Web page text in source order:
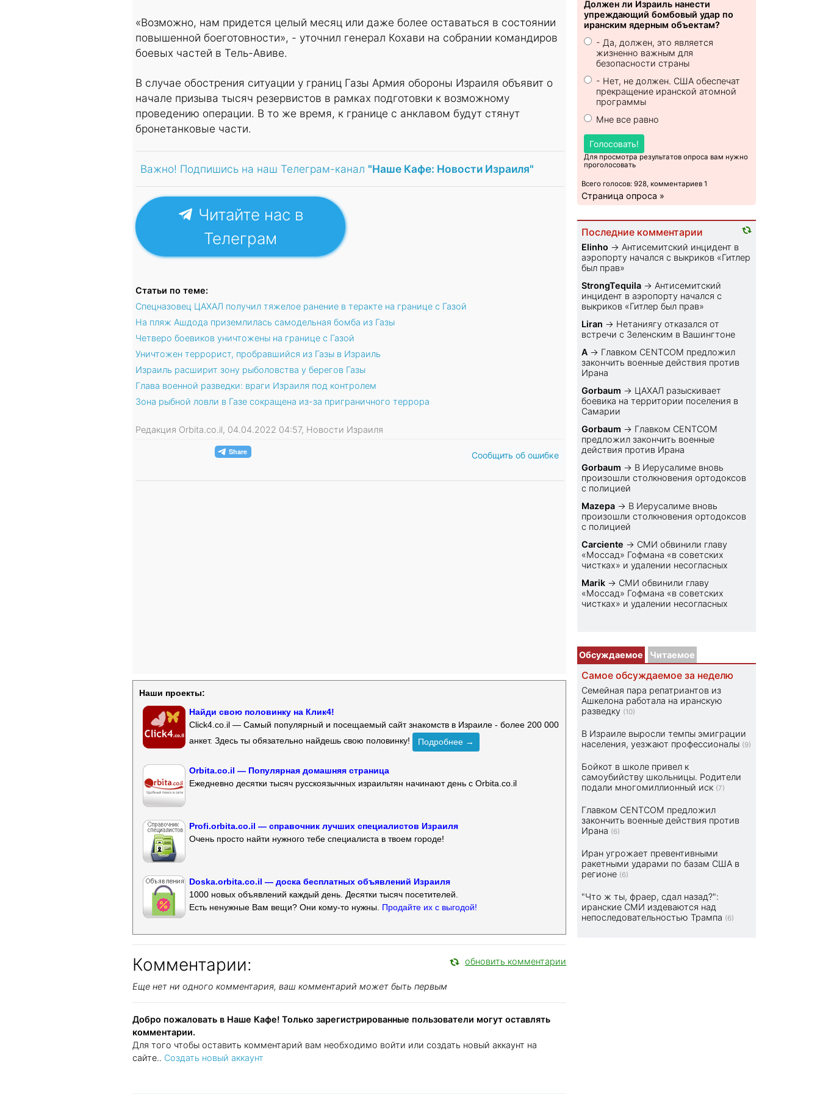
«Возможно, нам придется целый месяц или даже более оставаться в состоянии
повышенной боеготовности», - уточнил генерал Кохави на собрании командиров
боевых частей в Тель-Авиве.
В случае обострения ситуации у границ Газы Армия обороны Израиля объявит о
начале призыва тысяч резервистов в рамках подготовки к возможному
проведению операции. В то же время, к границе с анклавом будут стянут
бронетанковые части.
Важно! Подпишись на наш Телеграм-канал "Наше Кафе: Новости Израиля"
Читайте нас в
Телеграм
Статьи по теме:
Спецназовец ЦАХАЛ получил тяжелое ранение в теракте на границе с Газой
На пляж Ашдода приземлилась самодельная бомба из Газы
Четверо боевиков уничтожены на границе с Газой
Уничтожен террорист, пробравшийся из Газы в Израиль
Израиль расширит зону рыболовства у берегов Газы
Глава военной разведки: враги Израиля под контролем
Зона рыбной ловли в Газе сокращена из-за приграничного террора
Редакция Orbita.co.il, 04.04.2022 04:57, Новости Израиля
Сообщить об ошибке
Наши проекты:
Найди свою половинку на Клик4!
Click4.co.il — Самый популярный и посещаемый сайт знакомств в Израиле - более 200 000
анкет. Здесь ты обязательно найдешь свою половинку!
Подробнее →
Orbita.co.il — Популярная домашняя страница
Ежедневно десятки тысяч русскоязычных израильтян начинают день с Orbita.co.il
Profi.orbita.co.il — справочник лучших специалистов Израиля
Очень просто найти нужного тебе специалиста в твоем городе!
Doska.orbita.co.il — доска бесплатных объявлений Израиля
1000 новых объявлений каждый день. Десятки тысяч посетителей.
Есть ненужные Вам вещи? Они кому-то нужны. Продайте их с выгодой!
Комментарии: обновить комментарии
Еще нет ни одного комментария, ваш комментарий может быть первым
Добро пожаловать в Наше Кафе! Только зарегистрированные пользователи могут оставлять
комментарии.
Для того чтобы оставить комментарий вам необходимо войти или создать новый аккаунт на
сайте.. Создать новый аккаунт
Должен ли Израиль нанести
упреждающий бомбовый удар по
иранским ядерным объектам?
- Да, должен, это является
жизненно важным для
безопасности страны
- Нет, не должен. США обеспечат
прекращение иранской атомной
программы
Мне все равно
Голосовать!
Для просмотра результатов опроса вам нужно
проголосовать
Всего голосов: 928, комментариев 1
Страница опроса »
Последние комментарии
Elinho → Антисемитский инцидент в
аэропорту начался с выкриков «Гитлер
был прав»
StrongTequila → Антисемитский
инцидент в аэропорту начался с
выкриков «Гитлер был прав»
Liran → Нетаниягу отказался от
встречи с Зеленским в Вашингтоне
A → Главком CENTCOM предложил
закончить военные действия против
Ирана
Gorbaum → ЦАХАЛ разыскивает
боевика на территории поселения в
Самарии
Gorbaum → Главком CENTCOM
предложил закончить военные
действия против Ирана
Gorbaum → В Иерусалиме вновь
произошли столкновения ортодоксов
с полицией
Mazepa → В Иерусалиме вновь
произошли столкновения ортодоксов
с полицией
Carciente → СМИ обвинили главу
«Моссад» Гофмана «в советских
чистках» и удалении несогласных
Marik → СМИ обвинили главу
«Моссад» Гофмана «в советских
чистках» и удалении несогласных
Обсуждаемое Читаемое
Самое обсуждаемое за неделю
Семейная пара репатриантов из
Ашкелона работала на иранскую
разведку (10)
В Израиле выросли темпы эмиграции
населения, уезжают профессионалы (9)
Бойкот в школе привел к
самоубийству школьницы. Родители
подали многомиллионный иск (7)
Главком CENTCOM предложил
закончить военные действия против
Ирана (6)
Иран угрожает превентивными
ракетными ударами по базам США в
регионе (6)
"Что ж ты, фраер, сдал назад?":
иранские СМИ издеваются над
непоследовательностью Трампа (6)